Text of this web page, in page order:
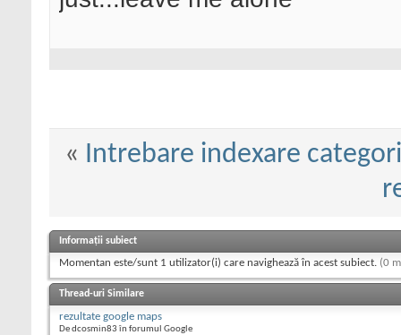
« Intrebare indexare
Informații subiect
Momentan este/sunt 1 utilizator(i) care navighează în acest subiect. (0
Thread-uri Similare
rezultate google maps
De dcosmin83 în forumul Google